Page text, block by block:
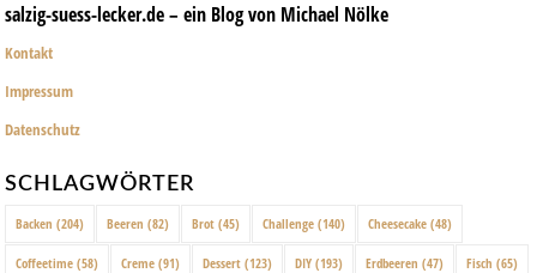
salzig-suess-lecker.de – ein Blog von Michael Nölke
Kontakt
Impressum
Datenschutz
SCHLAGWÖRTER
Backen (204) Beeren (82) Brot (45) Challenge (140) Cheesecake (48)
Coffeetime (58) Creme (91) Dessert (123) DIY (193) Erdbeeren (47) Fisch (65)